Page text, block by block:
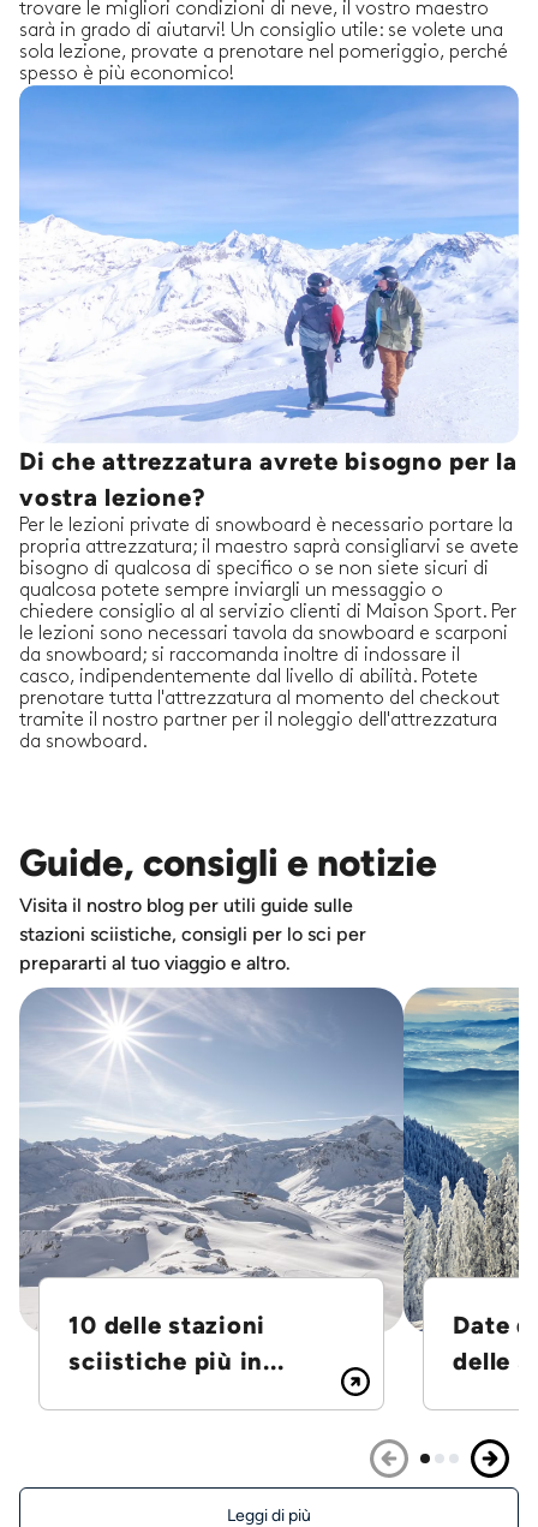
trovare le migliori condizioni di neve, il vostro maestro
sarà in grado di aiutarvi! Un consiglio utile: se volete una
sola lezione, provate a prenotare nel pomeriggio, perché
spesso è più economico!
Di che attrezzatura avrete bisogno per la
vostra lezione?
Per le lezioni private di snowboard è necessario portare la
propria attrezzatura; il maestro saprà consigliarvi se avete
bisogno di qualcosa di specifico o se non siete sicuri di
qualcosa potete sempre inviargli un messaggio o
chiedere consiglio al al servizio clienti di Maison Sport. Per
le lezioni sono necessari tavola da snowboard e scarponi
da snowboard; si raccomanda inoltre di indossare il
casco, indipendentemente dal livello di abilità. Potete
prenotare tutta l'attrezzatura al momento del checkout
tramite il nostro partner per il noleggio dell'attrezzatura
da snowboard.
Guide, consigli e notizie
Visita il nostro blog per utili guide sulle
stazioni sciistiche, consigli per lo sci per
prepararti al tuo viaggio e altro.
10 delle stazioni
sciistiche più in...
Date
delle
Leggi di più